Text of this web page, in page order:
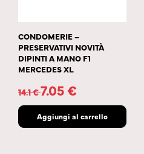
CONDOMERIE –
PRESERVATIVI NOVITÀ
DIPINTI A MANO F1
MERCEDES XL
14.1€7.05€
Aggiungi al carrello